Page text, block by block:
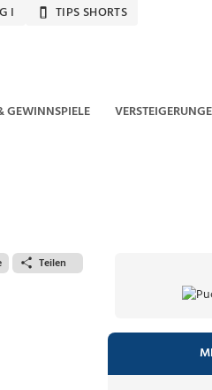
I TIPS SHORTS
GEWINNSPIELE
Teilen